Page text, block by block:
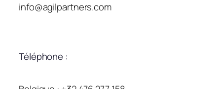
info@agilpartners.com
Téléphone :